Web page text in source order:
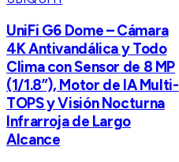
UniFi G6 Dome – Cámara
4K Antivandálica y Todo
Clima con Sensor de 8 MP
(1/1.8”), Motor de IA Multi-
TOPS y Visión Nocturna
Infrarroja de Largo
Alcance